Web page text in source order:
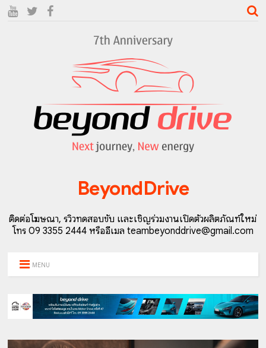
BeyondDrive
ติดต่อโฆษณา, รีวิวทดสอบขับ และเชิญร่วมงานเปิดตัวผลิตภัณฑ์ใหม่
โทร 09 3355 2444 หรืออีเมล teambeyonddrive@gmail.com
MENU